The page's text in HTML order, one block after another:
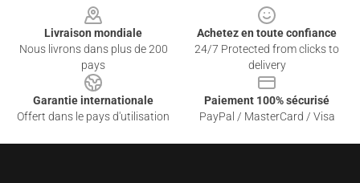
Livraison mondiale
Nous livrons dans plus de 200
pays
Achetez en toute confiance
24/7 Protected from clicks to
delivery
Garantie internationale
Offert dans le pays d'utilisation
Paiement 100% sécurisé
PayPal / MasterCard / Visa